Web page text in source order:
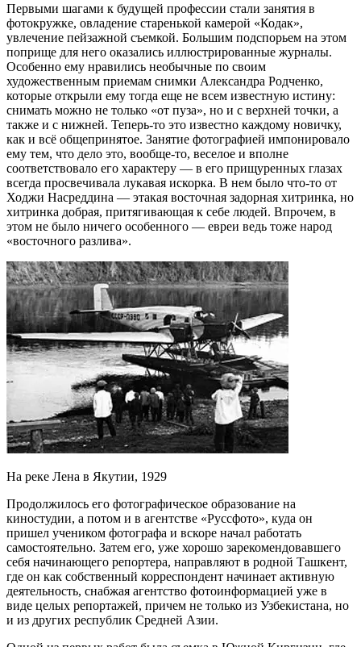
Первыми шагами к будущей профессии стали занятия в
фотокружке, овладение старенькой камерой «Кодак»,
увлечение пейзажной съемкой. Большим подспорьем на этом
поприще для него оказались иллюстрированные журналы.
Особенно ему нравились необычные по своим
художественным приемам снимки Александра Родченко,
которые открыли ему тогда еще не всем известную истину:
снимать можно не только «от пуза», но и с верхней точки, а
также и с нижней. Теперь-то это известно каждому новичку,
как и всё общепринятое. Занятие фотографией импонировало
ему тем, что дело это, вообще-то, веселое и вполне
соответствовало его характеру — в его прищуренных глазах
всегда просвечивала лукавая искорка. В нем было что-то от
Ходжи Насреддина — этакая восточная задорная хитринка, но
хитринка добрая, притягивающая к себе людей. Впрочем, в
этом не было ничего особенного — евреи ведь тоже народ
«восточного разлива».
На реке Лена в Якутии, 1929
Продолжилось его фотографическое образование на
киностудии, а потом и в агентстве «Руссфото», куда он
пришел учеником фотографа и вскоре начал работать
самостоятельно. Затем его, уже хорошо зарекомендовавшего
себя начинающего репортера, направляют в родной Ташкент,
где он как собственный корреспондент начинает активную
деятельность, снабжая агентство фотоинформацией уже в
виде целых репортажей, причем не только из Узбекистана, но
и из других республик Средней Азии.